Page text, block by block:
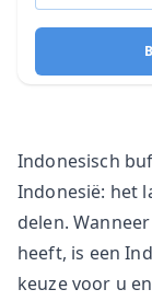
Indonesisch
Indonesië: het
delen.
heeft, is een
keuze voor u